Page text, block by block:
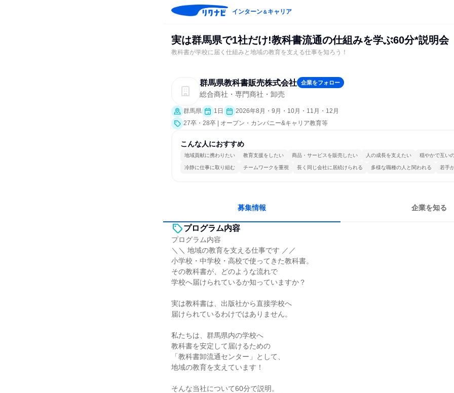
インターン＆キャリア
実は群馬県で1社だけ!教科書流通の仕組みを学ぶ60分*説明会
教科書が学校に届く仕組みと地域の教育を支える仕事を知ろう！
群馬県教科書販売株式会社 企業をフォロー
総合商社・専門商社・卸売
群馬県 1日
2026年8月・9月・10月・11月・12月
27卒・28卒 | オープン・カンパニー&キャリア教育等
こんな人におすすめ
地域貢献に携わりたい 教育支援をしたい 商品・サービスを販売したい 人の成長を支えたい 穏やかで互い
冷静に仕事に取り組む チームワークを重視 長く同じ会社に居続けられる 多様な職種の人と関われる 若手
募集情報 企業を知る
プログラム内容
プログラム内容
＼＼ 地域の教育を支える仕事です ／／
小学校・中学校・高校で使ってきた教科書。
その教科書が、どのような流れで
学校へ届けられているか知っていますか？
実は教科書は、出版社から直接学校へ
届けられているわけではありません。
私たちは、群馬県内の学校へ
教科書を安定して届けるための
「教科書卸流通センター」として、
地域の教育を支えています！
そんな当社について60分で説明。